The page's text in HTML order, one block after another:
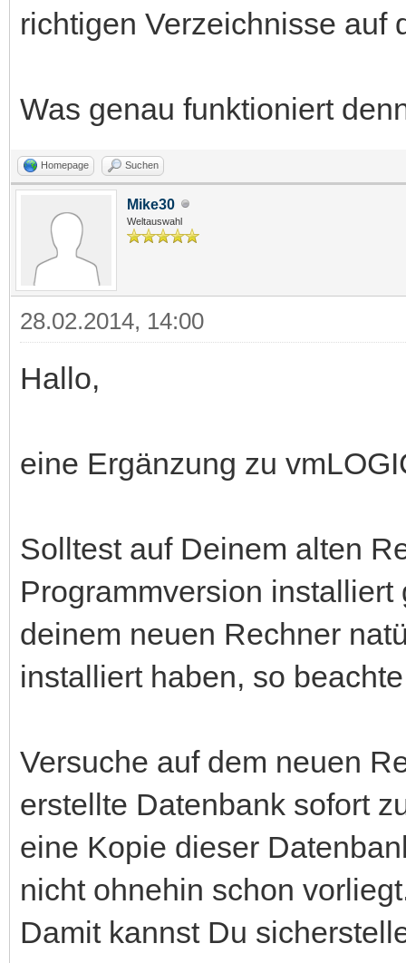
richtigen Verzeichnisse auf
Was genau funktioniert
Homepage Suchen
Mike30
Weltauswahl
28.02.2014, 14:00
Hallo,
eine Ergänzung zu
Solltest auf Deinem alten
Programmversion
deinem neuen Rechner
installiert haben, so
Versuche auf dem neuen
erstellte Datenbank sofort
eine Kopie dieser
nicht ohnehin schon
Damit kannst Du